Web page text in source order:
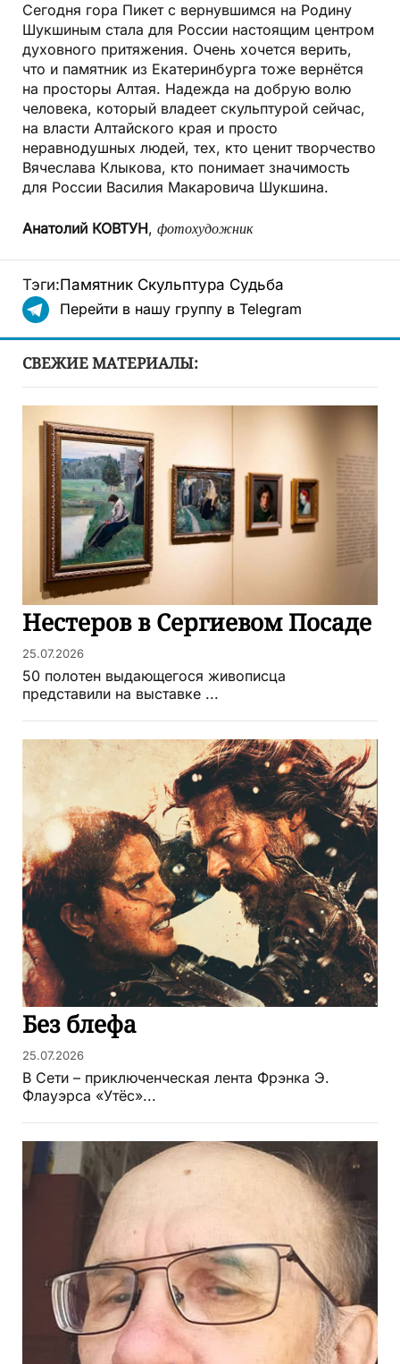
Сегодня гора Пикет с вернувшимся на Родину
Шукшиным стала для России настоящим центром
духовного притяжения. Очень хочется верить,
что и памятник из Екатеринбурга тоже вернётся
на просторы Алтая. Надежда на добрую волю
человека, который владеет скульптурой сейчас,
на власти Алтайского края и просто
неравнодушных людей, тех, кто ценит творчество
Вячеслава Клыкова, кто понимает значимость
для России Василия Макаровича Шукшина.
Анатолий КОВТУН, фотохудожник
Тэги:Памятник Скульптура Судьба
Перейти в нашу группу в Telegram
СВЕЖИЕ МАТЕРИАЛЫ:
Нестеров в Сергиевом Посаде
25.07.2026
50 полотен выдающегося живописца
представили на выставке ...
Без блефа
25.07.2026
В Сети – приключенческая лента Фрэнка Э.
Флауэрса «Утёс»...